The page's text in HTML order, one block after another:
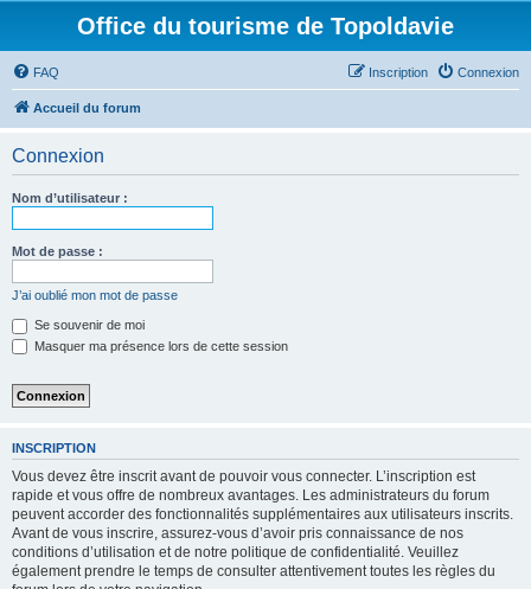
Office du tourisme de Topoldavie
FAQ Connexion
Inscription
Accueil du forum
Connexion
Nom d’utilisateur :
Mot de passe :
J’ai oublié mon mot de passe
Se souvenir de moi
Masquer ma présence lors de cette session
INSCRIPTION
Vous devez être inscrit avant de pouvoir vous connecter. L’inscription est
rapide et vous offre de nombreux avantages. Les administrateurs du forum
peuvent accorder des fonctionnalités supplémentaires aux utilisateurs inscrits.
Avant de vous inscrire, assurez-vous d’avoir pris connaissance de nos
conditions d’utilisation et de notre politique de confidentialité. Veuillez
également prendre le temps de consulter attentivement toutes les règles du